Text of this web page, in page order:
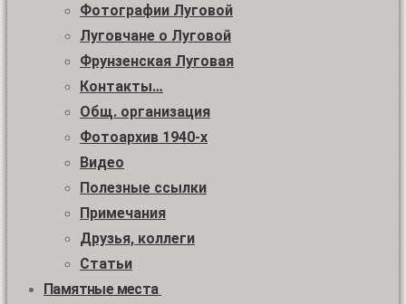
Фотографии Луговой
Луговчане о Луговой
Фрунзенская Луговая
Контакты…
Общ. организация
Фотоархив 1940-х
Видео
Полезные ссылки
Примечания
Друзья, коллеги
Статьи
Памятные места